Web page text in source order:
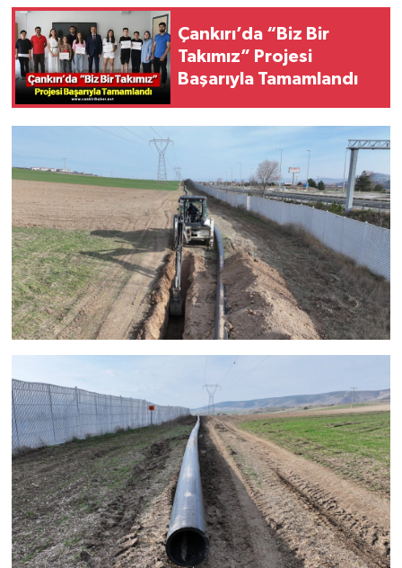
Çankırı’da “Biz Bir
Takımız” Projesi
Başarıyla Tamamlandı